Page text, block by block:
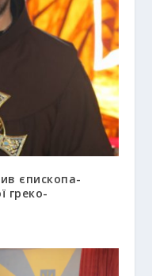
єпископа-
греко-